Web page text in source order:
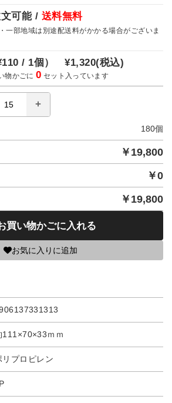
可能 / 送料無料
一部地域は別途配送料がかかる場合がございま
/ 1個）¥1,320(税込)
物かごに0 セット入っています
180個
￥ 19,800
￥0
￥ 19,800
買い物かごに入れる
お気に入りに追加
111×70×33ｍｍ
リプロピレン